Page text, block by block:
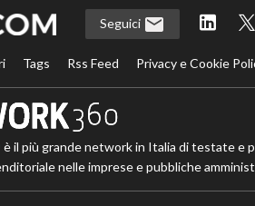
Seguici
Tags Rss Feed Privacy e Cookie
è il più grande network in Italia di testate e
nelle imprese e pubbliche